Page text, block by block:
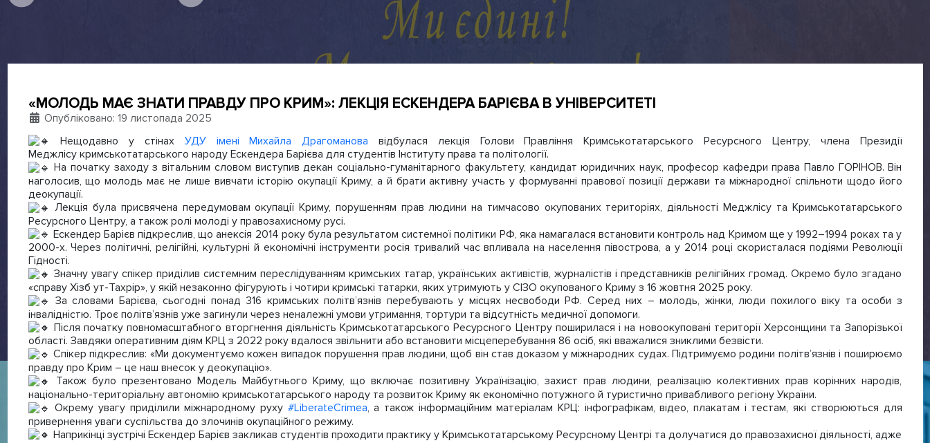
«МОЛОДЬ МАЄ ЗНАТИ ПРАВДУ ПРО КРИМ»: ЛЕКЦІЯ ЕСКЕНДЕРА БАРІЄВА В УНІВЕРСИТЕТІ
Деталі
Опубліковано: 19 листопада 2025
Нещодавно у стінах УДУ імені Михайла Драгоманова відбулася лекція Голови Правління Кримськотатарського Ресурсного Центру, члена Президії
Меджлісу кримськотатарського народу Ескендера Барієва для студентів Інституту права та політології.
На початку заходу з вітальним словом виступив декан соціально-гуманітарного факультету, кандидат юридичних наук, професор кафедри права Павло ГОРІНОВ. Він
наголосив, що молодь має не лише вивчати історію окупації Криму, а й брати активну участь у формуванні правової позиції держави та міжнародної спільноти щодо його
деокупації.
Лекція була присвячена передумовам окупації Криму, порушенням прав людини на тимчасово окупованих територіях, діяльності Меджлісу та Кримськотатарського
Ресурсного Центру, а також ролі молоді у правозахисному русі.
Ескендер Барієв підкреслив, що анексія 2014 року була результатом системної політики РФ, яка намагалася встановити контроль над Кримом ще у 1992–1994 роках та у
2000-х. Через політичні, релігійні, культурні й економічні інструменти росія тривалий час впливала на населення півострова, а у 2014 році скористалася подіями Революції
Гідності.
Значну увагу спікер приділив системним переслідуванням кримських татар, українських активістів, журналістів і представників релігійних громад. Окремо було згадано
«справу Хізб ут-Тахрір», у якій незаконно фігурують і чотири кримські татарки, яких утримують у СІЗО окупованого Криму з 16 жовтня 2025 року.
За словами Барієва, сьогодні понад 316 кримських політв’язнів перебувають у місцях несвободи РФ. Серед них – молодь, жінки, люди похилого віку та особи з
інвалідністю. Троє політв’язнів уже загинули через неналежні умови утримання, тортури та відсутність медичної допомоги.
Після початку повномасштабного вторгнення діяльність Кримськотатарського Ресурсного Центру поширилася і на новоокуповані території Херсонщини та Запорізької
області. Завдяки оперативним діям КРЦ з 2022 року вдалося звільнити або встановити місцеперебування 86 осіб, які вважалися зниклими безвісти.
Спікер підкреслив: «Ми документуємо кожен випадок порушення прав людини, щоб він став доказом у міжнародних судах. Підтримуємо родини політв’язнів і поширюємо
правду про Крим – це наш внесок у деокупацію».
Також було презентовано Модель Майбутнього Криму, що включає позитивну Українізацію, захист прав людини, реалізацію колективних прав корінних народів,
національно-територіальну автономію кримськотатарського народу та розвиток Криму як економічно потужного й туристично привабливого регіону України.
Окрему увагу приділили міжнародному руху #LiberateCrimea, а також інформаційним матеріалам КРЦ: інфографікам, відео, плакатам і тестам, які створюються для
привернення уваги суспільства до злочинів окупаційного режиму.
Наприкінці зустрічі Ескендер Барієв закликав студентів проходити практику у Кримськотатарському Ресурсному Центрі та долучатися до правозахисної діяльності, адже